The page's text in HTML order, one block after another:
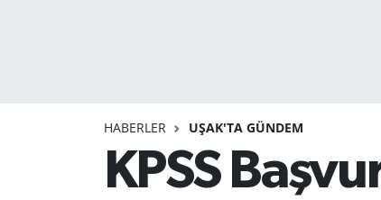
HABERLER UŞAK'TA GÜNDEM
KPSS
Son Dakika Haberleri